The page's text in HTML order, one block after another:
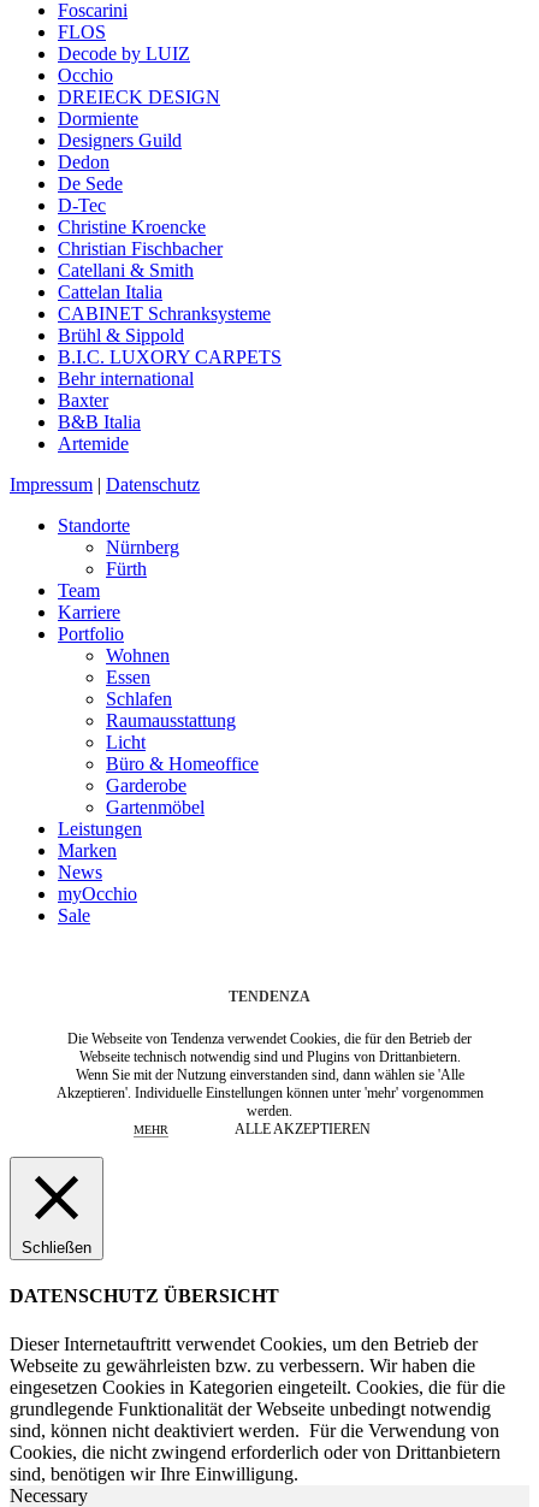
Foscarini
FLOS
Decode by LUIZ
Occhio
DREIECK DESIGN
Dormiente
Designers Guild
Dedon
De Sede
D-Tec
Christine Kroencke
Christian Fischbacher
Catellani & Smith
Cattelan Italia
CABINET Schranksysteme
Brühl & Sippold
B.I.C. LUXORY CARPETS
Behr international
Baxter
B&B Italia
Artemide
Impressum | Datenschutz
Standorte
Nürnberg
Fürth
Team
Karriere
Portfolio
Wohnen
Essen
Schlafen
Raumausstattung
Licht
Büro & Homeoffice
Garderobe
Gartenmöbel
Leistungen
Marken
News
myOcchio
Sale
TENDENZA
Die Webseite von Tendenza verwendet Cookies, die für den Betrieb der
Webseite technisch notwendig sind und Plugins von Drittanbietern.
Wenn Sie mit der Nutzung einverstanden sind, dann wählen sie 'Alle
Akzeptieren'. Individuelle Einstellungen können unter 'mehr' vorgenommen
werden.
MEHR ALLE AKZEPTIEREN
Schließen
DATENSCHUTZ ÜBERSICHT
Dieser Internetauftritt verwendet Cookies, um den Betrieb der
Webseite zu gewährleisten bzw. zu verbessern. Wir haben die
eingesetzen Cookies in Kategorien eingeteilt. Cookies, die für die
grundlegende Funktionalität der Webseite unbedingt notwendig
sind, können nicht deaktiviert werden. Für die Verwendung von
Cookies, die nicht zwingend erforderlich oder von Drittanbietern
sind, benötigen wir Ihre Einwilligung.
Necessary